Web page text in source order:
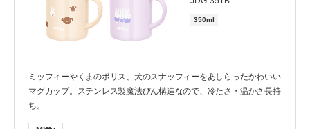
350ml
ミッフィーやくまのボリス、犬のスナッフィーをあしらったかわいい
マグカップ。ステンレス製魔法びん構造なので、冷たさ・温かさ長持
ち。